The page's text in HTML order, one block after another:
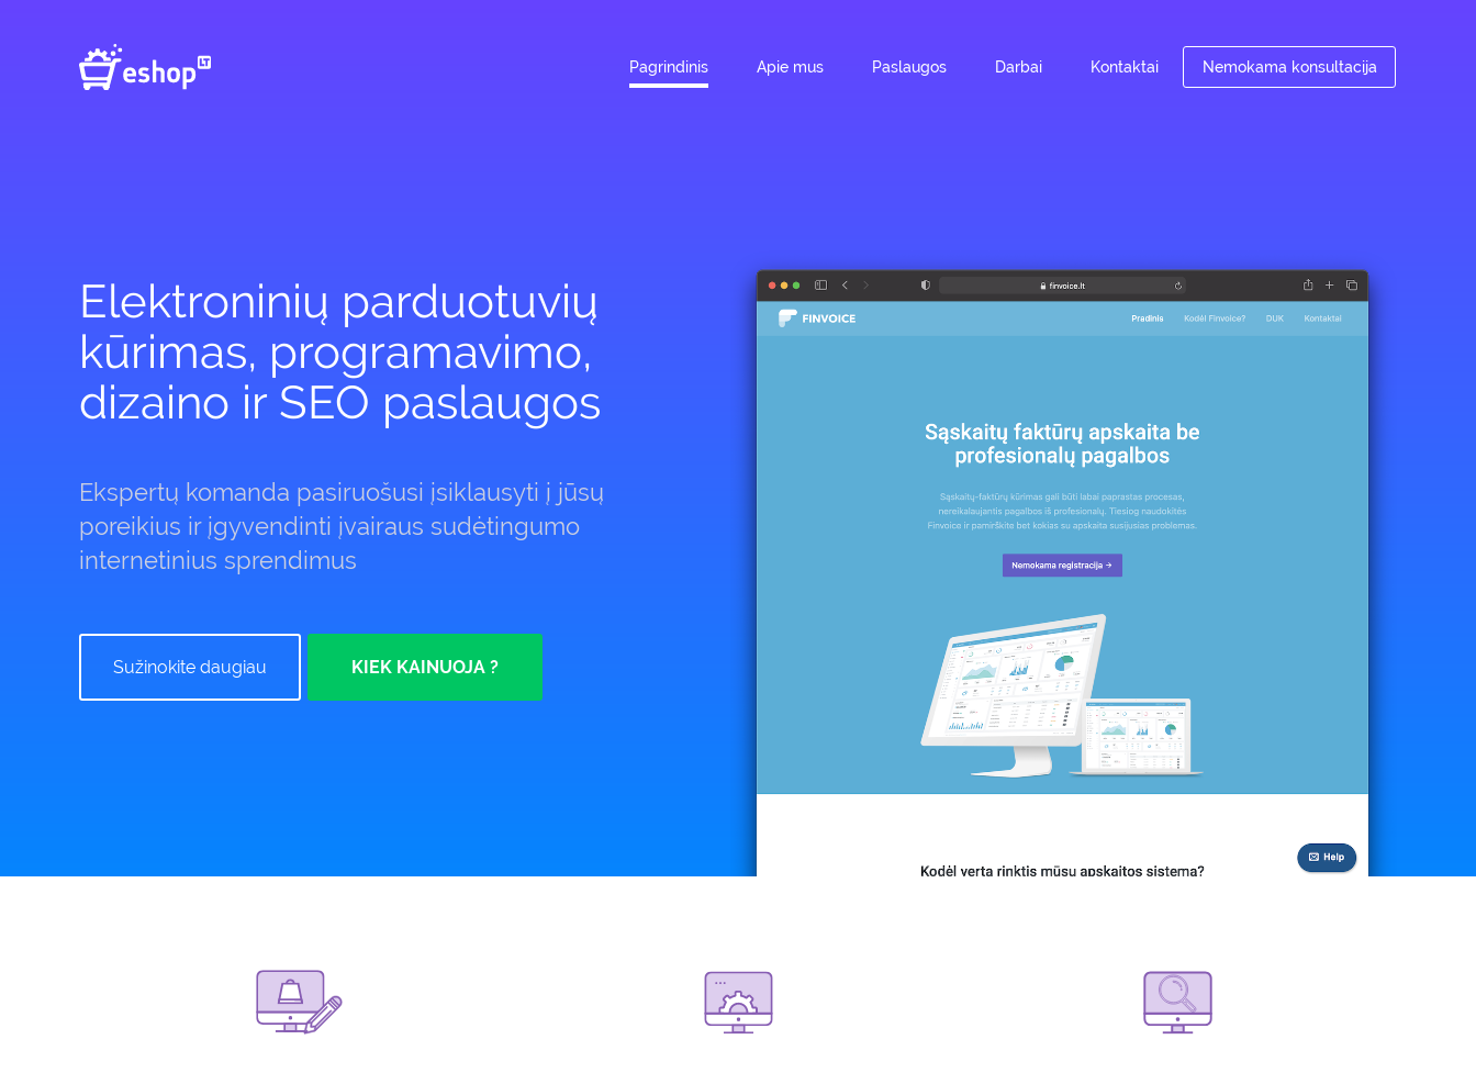
Pagrindinis Apie mus Paslaugos Darbai Kontaktai Nemokama konsultacija
Elektroninių parduotuvių
kūrimas, programavimo,
dizaino ir SEO paslaugos
Ekspertų komanda pasiruošusi įsiklausyti į jūsų
poreikius ir įgyvendinti įvairaus sudėtingumo
internetinius sprendimus
Sužinokite daugiau KIEK KAINUOJA ?